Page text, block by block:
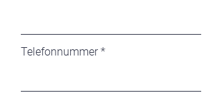
Telefonnummer